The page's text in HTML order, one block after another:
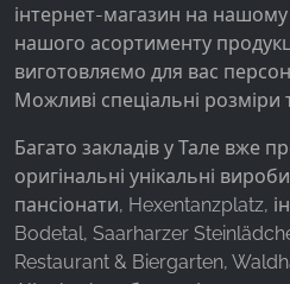
інтернет-магазин на нашому
нашого асортименту
виготовляємо для вас
Можливі спеціальні розміри
Багато закладів у Тале вже
оригінальні унікальні
пансіонати, Hexentanzplatz,
Bodetal, Saarharzer
Restaurant & Biergarten,
СТАТИСТИКА
анонімно. Ця
зрозуміти, як наші
наш сайт.
Google Analytics